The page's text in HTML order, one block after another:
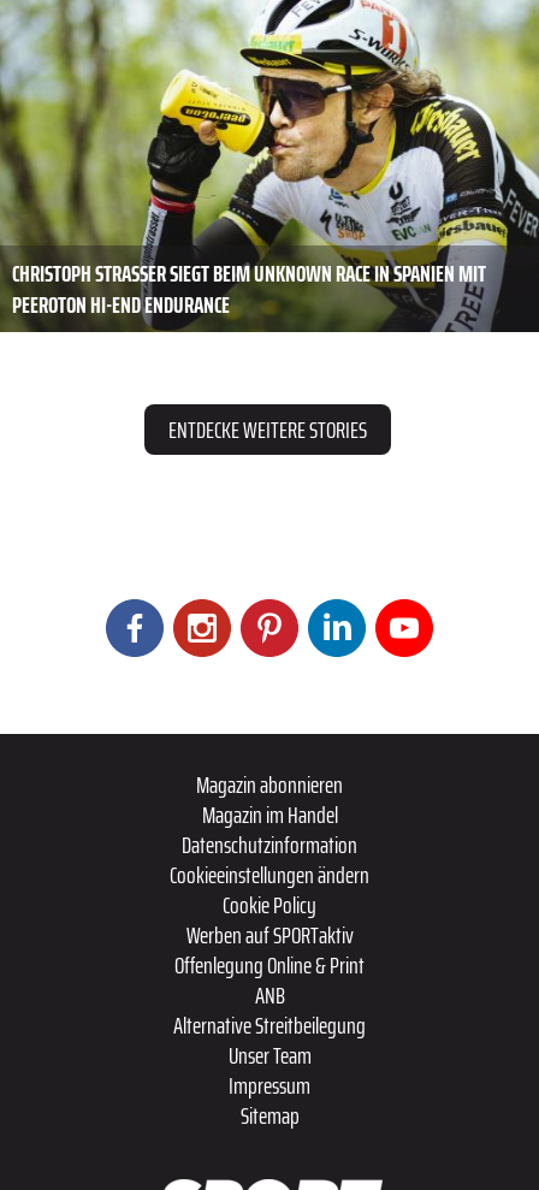
CHRISTOPH STRASSER SIEGT BEIM UNKNOWN RACE IN SPANIEN MIT
PEEROTON HI-END ENDURANCE
ENTDECKE WEITERE STORIES
Magazin abonnieren
Magazin im Handel
Datenschutzinformation
Cookieeinstellungen ändern
Cookie Policy
Werben auf SPORTaktiv
Offenlegung Online & Print
ANB
Alternative Streitbeilegung
Unser Team
Impressum
Sitemap